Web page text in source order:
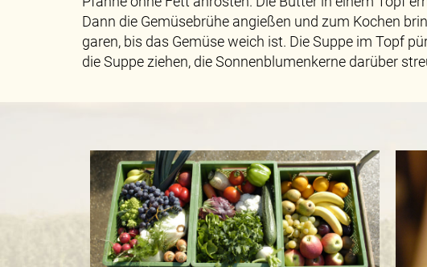
Dann die Gemüsebrühe angießen und zum Kochen
garen, bis das Gemüse weich ist. Die Suppe im Topf
die Suppe ziehen, die Sonnenblumenkerne darüber